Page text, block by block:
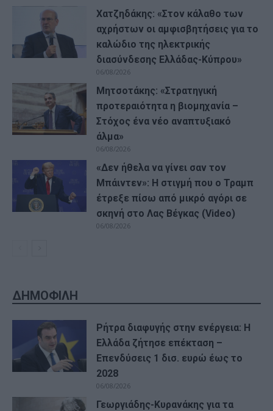
Χατζηδάκης: «Στον κάλαθο των
αχρήστων οι αμφισβητήσεις για το
καλώδιο της ηλεκτρικής
διασύνδεσης Ελλάδας-Κύπρου»
06/08/2026
Μητσοτάκης: «Στρατηγική
προτεραιότητα η βιομηχανία –
Στόχος ένα νέο αναπτυξιακό
άλμα»
06/08/2026
«Δεν ήθελα να γίνει σαν τον
Μπάιντεν»: Η στιγμή που ο Τραμπ
έτρεξε πίσω από μικρό αγόρι σε
σκηνή στο Λας Βέγκας (Video)
06/08/2026
ΔΗΜΟΦΙΛΗ
Ρήτρα διαφυγής στην ενέργεια: Η
Ελλάδα ζήτησε επέκταση –
Επενδύσεις 1 δισ. ευρώ έως το
2028
06/08/2026
Γεωργιάδης-Κυρανάκης για τα